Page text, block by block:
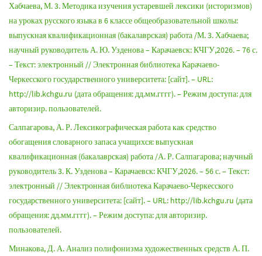
Хабчаева, М. 3. Методика изучения устаревшей лексики (историзмов)
на уроках русского языка в 6 классе общеобразовательной школы:
выпускная квалификационная (бакалаврская) работа /М. 3. Хабчаева;
научный руководитель А. Ю. Узденова – Карачаевск: КЧГУ,2026. – 76 с.
– Текст: электронный // Электронная библиотека Карачаево-
Черкесского государственного университета: [сайт]. – URL:
http://lib.kchgu.ru (дата обращения: дд.мм.гггг). – Режим доступа: для
авторизир. пользователей.
Салпагарова, А. Р. Лексикографическая работа как средство
обогащения словарного запаса учащихся: выпускная
квалификационная (бакалаврская) работа /А. Р. Салпагарова; научный
руководитель 3. К. Узденова – Карачаевск: КЧГУ,2026. – 56 с. – Текст:
электронный // Электронная библиотека Карачаево-Черкесского
государственного университета: [сайт]. – URL: http://lib.kchgu.ru (дата
обращения: дд.мм.гггг). – Режим доступа: для авторизир.
пользователей.
Минакова, Д. А. Анализ полифонизма художественных средств А. П.